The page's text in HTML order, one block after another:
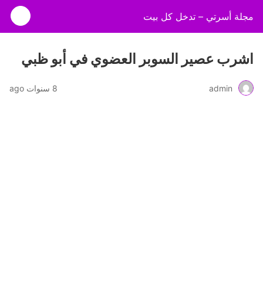
مجلة أسرتي – تدخل كل بيت
اشرب عصير السوبر العضوي في أبو ظبي
admin 8 سنوات ago